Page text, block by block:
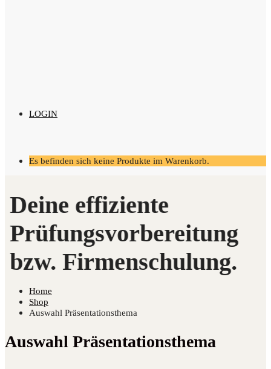
LOGIN
Es befinden sich keine Produkte im Warenkorb.
Home
Shop
Auswahl Präsentationsthema
Auswahl Präsentationsthema